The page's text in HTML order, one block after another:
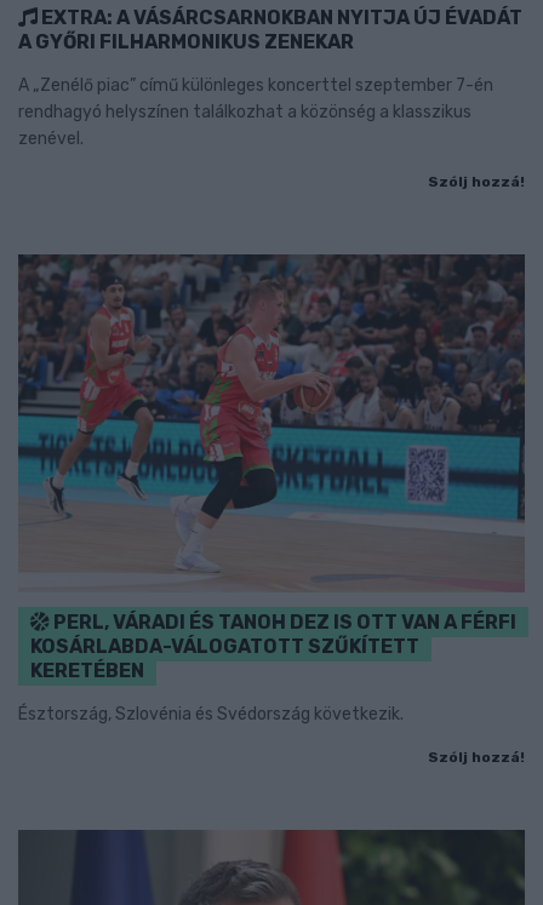
EXTRA: A VÁSÁRCSARNOKBAN NYITJA ÚJ ÉVADÁT
A GYŐRI FILHARMONIKUS ZENEKAR
A „Zenélő piac” című különleges koncerttel szeptember 7-én
rendhagyó helyszínen találkozhat a közönség a klasszikus
zenével.
Szólj hozzá!
PERL, VÁRADI ÉS TANOH DEZ IS OTT VAN A FÉRFI
KOSÁRLABDA-VÁLOGATOTT SZŰKÍTETT
KERETÉBEN
Észtország, Szlovénia és Svédország következik.
Szólj hozzá!